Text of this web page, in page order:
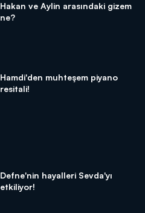
Hakan ve Aylin arasındaki gizem
ne?
Hamdi'den muhteşem piyano
resitali!
Defne'nin hayalleri Sevda'yı
etkiliyor!